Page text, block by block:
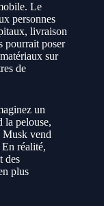
Le
personnes
livraison
pourrait poser
sur
de
un
la pelouse,
Musk vend
réalité,
des
plus